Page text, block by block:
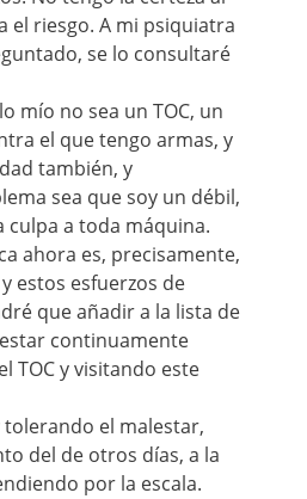
el riesgo. A mi psiquiatra
se lo consultaré
mío no sea un TOC, un
el que tengo armas, y
también, y
sea que soy un débil,
culpa a toda máquina.
ahora es, precisamente,
estos esfuerzos de
que añadir a la lista de
continuamente
TOC y visitando este
el malestar,
del de otros días, a la
por la escala.